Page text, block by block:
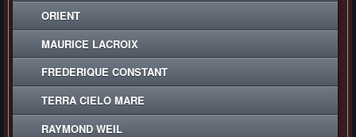
ORIENT
MAURICE LACROIX
FREDERIQUE CONSTANT
TERRA CIELO MARE
RAYMOND WEIL